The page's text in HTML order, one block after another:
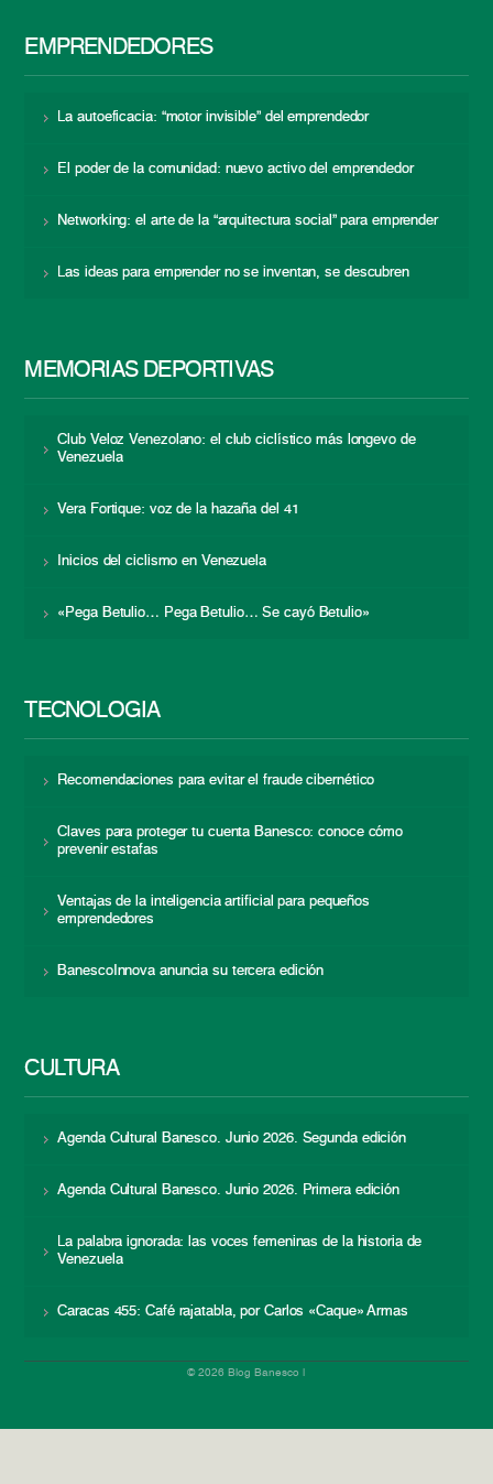
EMPRENDEDORES
La autoeficacia: “motor invisible” del emprendedor
El poder de la comunidad: nuevo activo del emprendedor
Networking: el arte de la “arquitectura social” para emprender
Las ideas para emprender no se inventan, se descubren
MEMORIAS DEPORTIVAS
Club Veloz Venezolano: el club ciclístico más longevo de
Venezuela
Vera Fortique: voz de la hazaña del 41
Inicios del ciclismo en Venezuela
«Pega Betulio… Pega Betulio… Se cayó Betulio»
TECNOLOGÍA
Recomendaciones para evitar el fraude cibernético
Claves para proteger tu cuenta Banesco: conoce cómo
prevenir estafas
Ventajas de la inteligencia artificial para pequeños
emprendedores
BanescoInnova anuncia su tercera edición
CULTURA
Agenda Cultural Banesco. Junio 2026. Segunda edición
Agenda Cultural Banesco. Junio 2026. Primera edición
La palabra ignorada: las voces femeninas de la historia de
Venezuela
Caracas 455: Café rajatabla, por Carlos «Caque» Armas
© 2026 Blog Banesco |